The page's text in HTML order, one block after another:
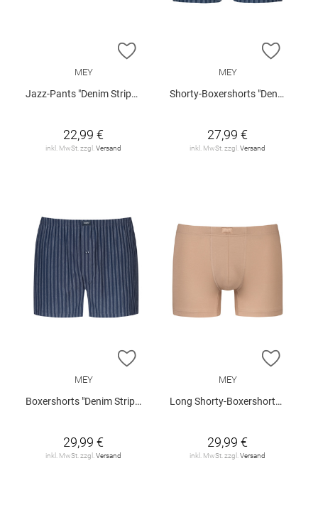
ZUR WUNSCHLISTE HINZUFÜGEN
MEY
Jazz-Pants "Denim Stripes"
22,99 €
inkl. MwSt. zzgl.Versand
ZUR
MEY
Shorty-Boxershorts "Denim Stripes"
27,99 €
inkl. MwSt. zzgl.Versand
ZUR WUNSCHLISTE HINZUFÜGEN
MEY
Boxershorts "Denim Stripes"
29,99 €
inkl. MwSt. zzgl.Versand
ZUR
MEY
Long Shorty-Boxershorts "Business Class"
29,99 €
inkl. MwSt. zzgl.Versand